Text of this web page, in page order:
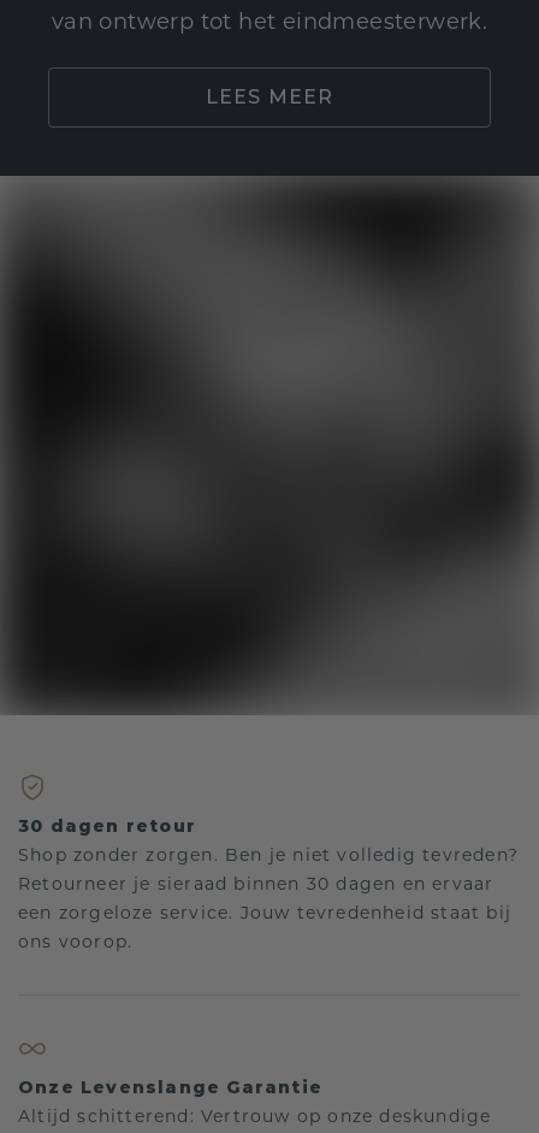
van ontwerp tot het eindmeesterwerk.
LEES MEER
30 dagen retour
Shop zonder zorgen. Ben je niet volledig tevreden?
Retourneer je sieraad binnen 30 dagen en ervaar
een zorgeloze service. Jouw tevredenheid staat bij
ons voorop.
Onze Levenslange Garantie
Altijd schitterend: Vertrouw op onze deskundige